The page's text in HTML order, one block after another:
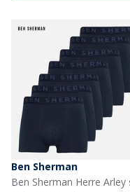
Ben Sherman